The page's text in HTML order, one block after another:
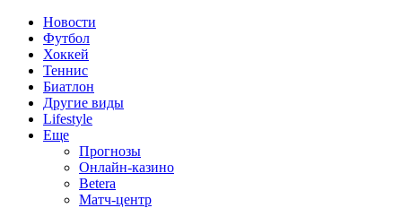
Новости
Футбол
Хоккей
Теннис
Биатлон
Другие виды
Lifestyle
Еще
Прогнозы
Онлайн-казино
Betera
Матч-центр